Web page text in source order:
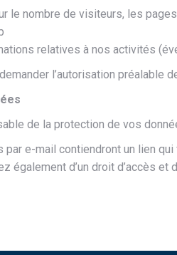
le nombre de visiteurs, les
relatives à nos activités
l’autorisation
de la protection de vos
e-mail contiendront un lien
également d’un droit d’accès